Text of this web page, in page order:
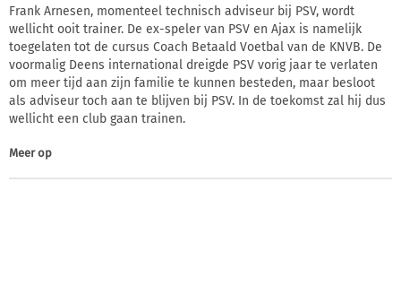
Frank Arnesen, momenteel technisch adviseur bij PSV, wordt
wellicht ooit trainer. De ex-speler van PSV en Ajax is namelijk
toegelaten tot de cursus Coach Betaald Voetbal van de KNVB. De
voormalig Deens international dreigde PSV vorig jaar te verlaten
om meer tijd aan zijn familie te kunnen besteden, maar besloot
als adviseur toch aan te blijven bij PSV. In de toekomst zal hij dus
wellicht een club gaan trainen.
Meer op